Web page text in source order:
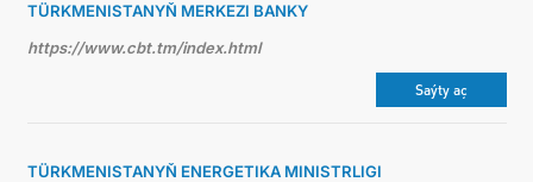
TÜRKMENISTANYŇ MERKEZI BANKY
https://www.cbt.tm/index.html
Saýty aç
TÜRKMENISTANYŇ ENERGETIKA MINISTRLIGI